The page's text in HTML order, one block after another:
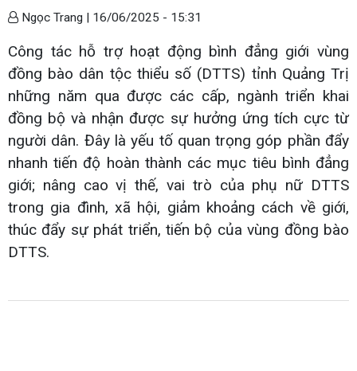
Ngọc Trang | 16/06/2025 - 15:31
Công tác hỗ trợ hoạt động bình đẳng giới vùng
đồng bào dân tộc thiểu số (DTTS) tỉnh Quảng Trị
những năm qua được các cấp, ngành triển khai
đồng bộ và nhận được sự hưởng ứng tích cực từ
người dân. Đây là yếu tố quan trọng góp phần đẩy
nhanh tiến độ hoàn thành các mục tiêu bình đẳng
giới; nâng cao vị thế, vai trò của phụ nữ DTTS
trong gia đình, xã hội, giảm khoảng cách về giới,
thúc đẩy sự phát triển, tiến bộ của vùng đồng bào
DTTS.